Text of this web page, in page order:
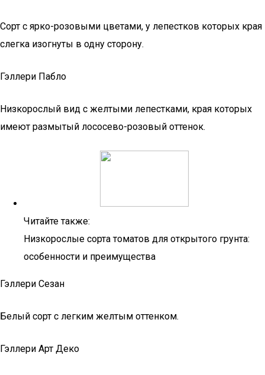
Сорт с ярко-розовыми цветами, у лепестков которых края
слегка изогнуты в одну сторону.
Гэллери Пабло
Низкорослый вид с желтыми лепестками, края которых
имеют размытый лососево-розовый оттенок.
Читайте также:
Низкорослые сорта томатов для открытого грунта:
особенности и преимущества
Гэллери Сезан
Белый сорт с легким желтым оттенком.
Гэллери Арт Деко